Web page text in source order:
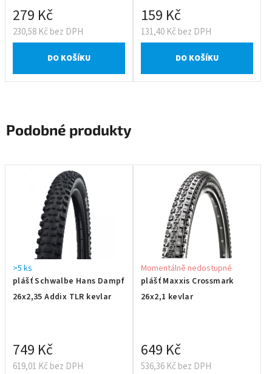
230,58 Kč bez DPH
279 Kč
DO KOŠÍKU
131,40 Kč bez DPH
159 Kč
DO KOŠÍKU
Podobné produkty
plášť Schwalbe Hans Dampf
26x2,35 Addix TLR kevlar
>5 ks
619,01 Kč bez DPH
749 Kč
plášť Maxxis Crossmark
26x2,1 kevlar
Momentálně nedostupné
536,36 Kč bez DPH
649 Kč